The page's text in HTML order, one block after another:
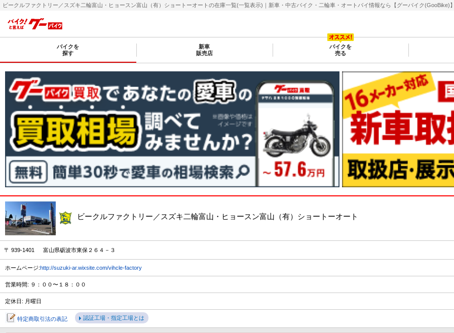
ビークルファクトリー／スズキ二輪富山・ヒョースン富山（有）ショートーオートの在庫一覧(一覧表示)｜新車・中古バイク・二輪車・オートバイ情報なら【グーバイク(GooBike)
バイクを
探す
新車
販売店
バイクを
売る
ビークルファクトリー／スズキ二輪富山・ヒョースン富山（有）ショートーオート
〒 939-1401 富山県砺波市東保２６４－３
ホームページ:http://suzuki-ar.wixsite.com/vihcle-factory
営業時間: ９：００〜１８：００
定休日: 月曜日
特定商取引法の表記 認証工場・指定工場とは